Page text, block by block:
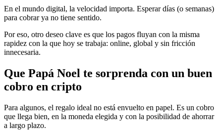
En el mundo digital, la velocidad importa. Esperar días (o semanas)
para cobrar ya no tiene sentido.
Por eso, otro deseo clave es que los pagos fluyan con la misma
rapidez con la que hoy se trabaja: online, global y sin fricción
innecesaria.
Que Papá Noel te sorprenda con un buen
cobro en cripto
Para algunos, el regalo ideal no está envuelto en papel. Es un cobro
que llega bien, en la moneda elegida y con la posibilidad de ahorrar
a largo plazo.